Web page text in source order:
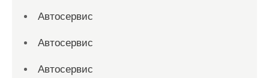
Автосервис
Автосервис
Автосервис